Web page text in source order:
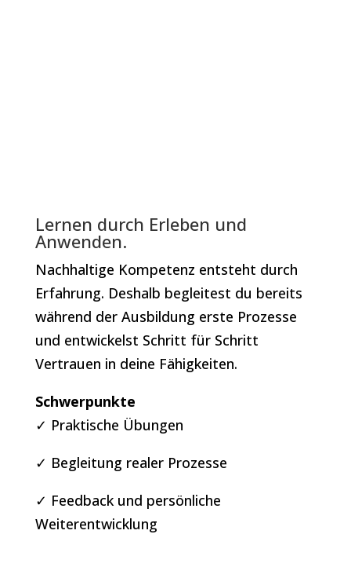
Lernen durch Erleben und
Anwenden.
Nachhaltige Kompetenz entsteht durch
Erfahrung. Deshalb begleitest du bereits
während der Ausbildung erste Prozesse
und entwickelst Schritt für Schritt
Vertrauen in deine Fähigkeiten.
Schwerpunkte
✓ Praktische Übungen
✓ Begleitung realer Prozesse
✓ Feedback und persönliche
Weiterentwicklung